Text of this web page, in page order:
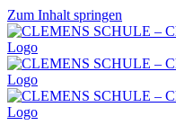
Zum Inhalt springen